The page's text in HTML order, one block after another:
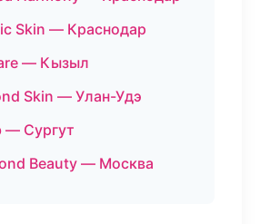
Skin — Краснодар
— Кызыл
Skin — Улан-Удэ
— Сургут
Beauty — Москва